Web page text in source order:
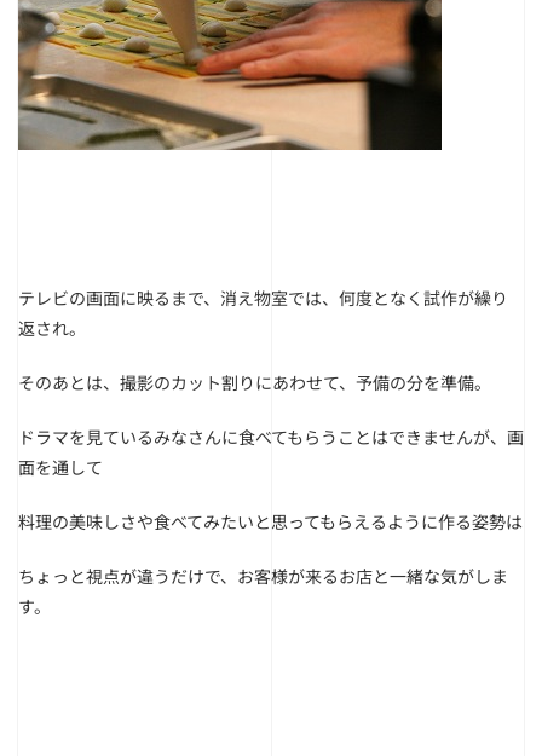
テレビの画面に映るまで、消え物室では、何度となく試作が繰り
返され。
そのあとは、撮影のカット割りにあわせて、予備の分を準備。
ドラマを見ているみなさんに食べてもらうことはできませんが、画
面を通して
料理の美味しさや食べてみたいと思ってもらえるように作る姿勢は
ちょっと視点が違うだけで、お客様が来るお店と一緒な気がしま
す。